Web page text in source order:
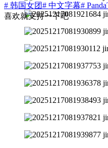
# 韩国女团# 中文字幕#
喜欢就支持一下吧